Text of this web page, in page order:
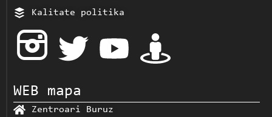
Kalitate politika
WEB mapa
Zentroari Buruz